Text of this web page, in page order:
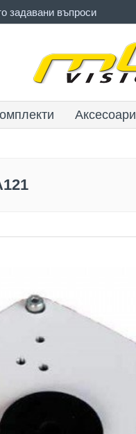
задавани въпроси
Аксесоари